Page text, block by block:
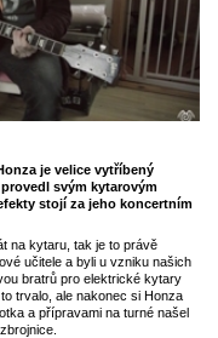
je velice vytříbený
svým kytarovým
stojí za jeho koncertním
na kytaru, tak je to právě
učitele a byli u vzniku našich
bratrů pro elektrické kytary
trvalo, ale nakonec si Honza
a přípravami na turné našel